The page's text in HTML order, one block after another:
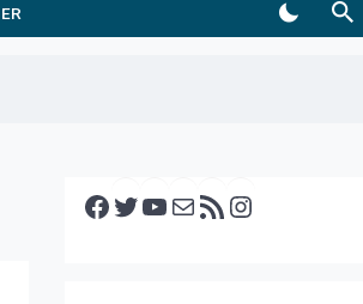
Facebook Twitter YouTube E-mail RSS feed